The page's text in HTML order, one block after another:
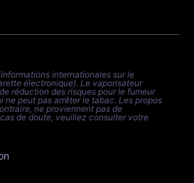
internationales sur le
électronique). Le vaporisateur
réduction des risques pour le fumeur
ne peut pas arrêter le tabac. Les propos
ne proviennent pas de
de doute, veuillez consulter votre